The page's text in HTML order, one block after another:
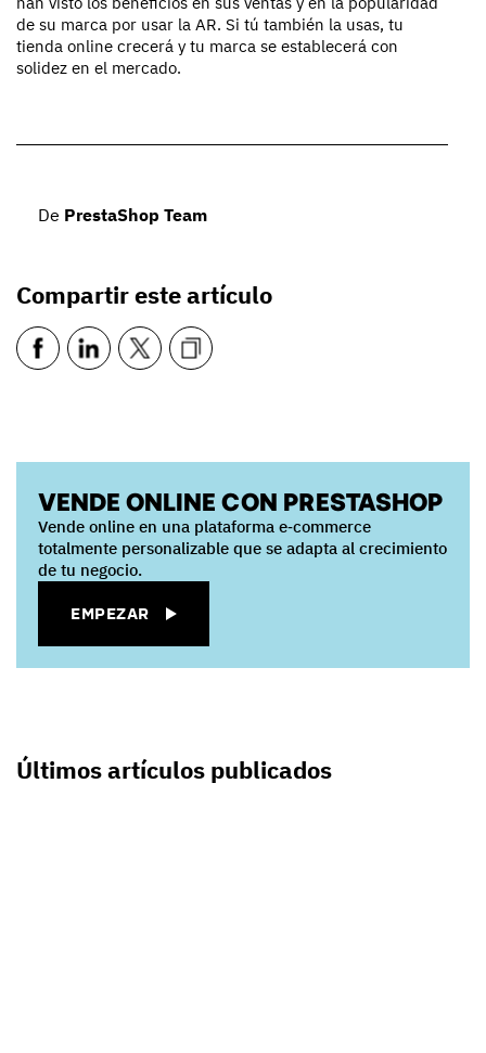
de su marca por usar la AR. Si tú también la usas, tu
tienda online crecerá y tu marca se establecerá con
solidez en el mercado.
De PrestaShop Team
Compartir este artículo
VENDE ONLINE CON PRESTASHOP
Vende online en una plataforma e‑commerce
totalmente personalizable que se adapta al crecimiento
de tu negocio.
EMPEZAR
Últimos artículos publicados